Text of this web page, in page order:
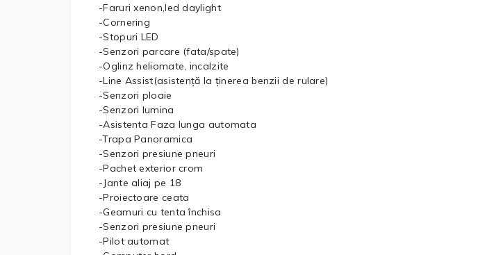
-Faruri xenon,led daylight
-Cornering
-Stopuri LED
-Senzori parcare (fata/spate)
-Oglinz heliomate, incalzite
-Line Assist(asistență la ținerea benzii de rulare)
-Senzori ploaie
-Senzori lumina
-Asistenta Faza lunga automata
-Trapa Panoramica
-Senzori presiune pneuri
-Pachet exterior crom
-Jante aliaj pe 18
-Proiectoare ceata
-Geamuri cu tenta închisa
-Senzori presiune pneuri
-Pilot automat